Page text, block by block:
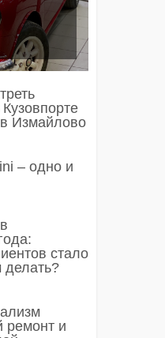
Измайлово
– одно и
стало
делать?
ремонт и